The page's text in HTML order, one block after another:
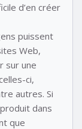
d’en créer
puissent
Web,
sur une
ci,
autres. Si
dans
que